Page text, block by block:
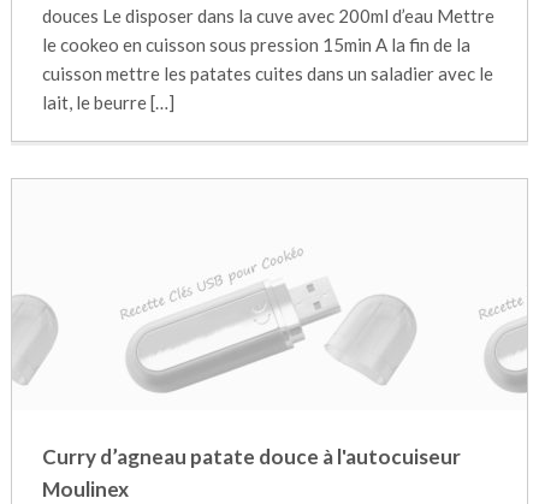
douces Le disposer dans la cuve avec 200ml d’eau Mettre
le cookeo en cuisson sous pression 15min A la fin de la
cuisson mettre les patates cuites dans un saladier avec le
lait, le beurre […]
Curry d’agneau patate douce à l'autocuiseur
Moulinex